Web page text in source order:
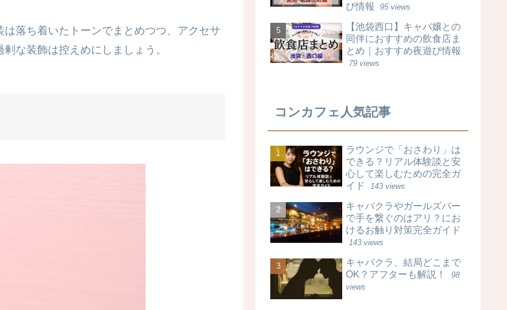
は落ち着いたトーンでまとめつつ、アクセサ
な装飾は控えめにしましょう。
び情報
95 views
【池袋西口】キャバ嬢との
同伴におすすめの飲食店ま
とめ｜おすすめ夜遊び情報
79 views
コンカフェ人気記事
ラウンジで「おさわり」は
できる？リアル体験談と安
心して楽しむための完全ガ
イド
143 views
キャバクラやガールズバー
で手を繋ぐのはアリ？にお
けるお触り対策完全ガイド
143 views
キャバクラ、結局どこまで
OK？アフターも解説！
98
views